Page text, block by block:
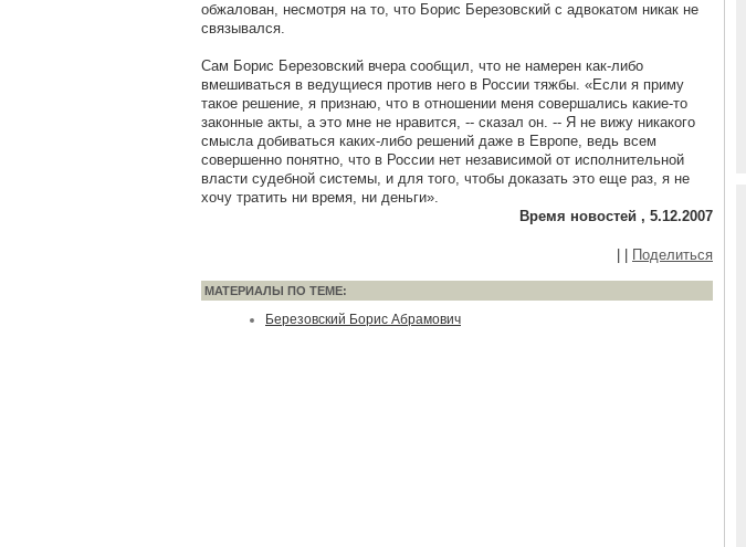
обжалован, несмотря на то, что Борис Березовский с адвокатом никак не
связывался.
Сам Борис Березовский вчера сообщил, что не намерен как-либо
вмешиваться в ведущиеся против него в России тяжбы. «Если я приму
такое решение, я признаю, что в отношении меня совершались какие-то
законные акты, а это мне не нравится, -- сказал он. -- Я не вижу никакого
смысла добиваться каких-либо решений даже в Европе, ведь всем
совершенно понятно, что в России нет независимой от исполнительной
власти судебной системы, и для того, чтобы доказать это еще раз, я не
хочу тратить ни время, ни деньги».
Время новостей , 5.12.2007
Поделиться
МАТЕРИАЛЫ ПО ТЕМЕ:
Березовский Борис Абрамович